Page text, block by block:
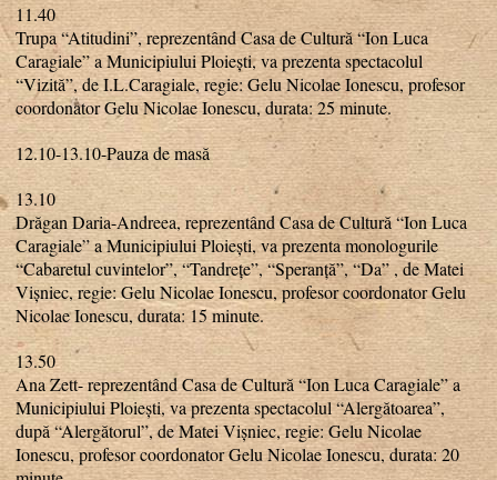
11.40
Trupa “Atitudini”, reprezentând Casa de Cultură “Ion Luca
Caragiale” a Municipiului Ploiești, va prezenta spectacolul
“Vizită”, de I.L.Caragiale, regie: Gelu Nicolae Ionescu, profesor
coordonator Gelu Nicolae Ionescu, durata: 25 minute.
12.10-13.10-Pauza de masă
13.10
Drăgan Daria-Andreea, reprezentând Casa de Cultură “Ion Luca
Caragiale” a Municipiului Ploiești, va prezenta monologurile
“Cabaretul cuvintelor”, “Tandrețe”, “Speranță”, “Da” , de Matei
Vișniec, regie: Gelu Nicolae Ionescu, profesor coordonator Gelu
Nicolae Ionescu, durata: 15 minute.
13.50
Ana Zett- reprezentând Casa de Cultură “Ion Luca Caragiale” a
Municipiului Ploiești, va prezenta spectacolul “Alergătoarea”,
după “Alergătorul”, de Matei Vișniec, regie: Gelu Nicolae
Ionescu, profesor coordonator Gelu Nicolae Ionescu, durata: 20